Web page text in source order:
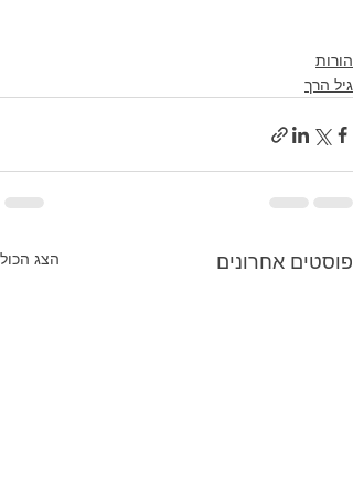
הורות
גיל הרך
פוסטים אחרונים הצג הכול